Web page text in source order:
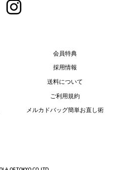
会員特典
採用情報
送料について
ご利用規約
メルカドバッグ簡単お直し術